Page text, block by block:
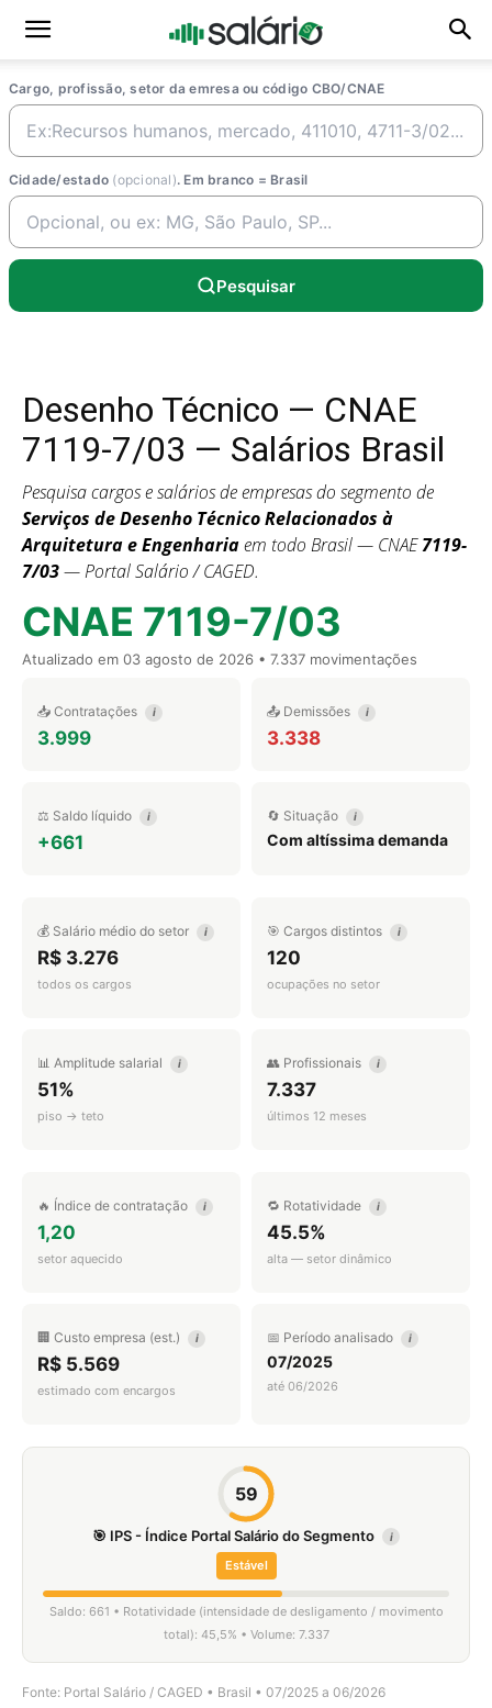
Cargo, profissão, setor da emresa ou código CBO/CNAE
Cidade/estado (opcional). Em branco = Brasil
Pesquisar
Desenho Técnico — CNAE
7119-7/03 — Salários Brasil
Pesquisa cargos e salários de empresas do segmento de
Serviços de Desenho Técnico Relacionados à
Arquitetura e Engenhariaem todo Brasil — CNAE7119-
7/03— Portal Salário / CAGED.
CNAE 7119-7/03
Atualizado em 03 agosto de 2026 • 7.337 movimentações
📥 Contratações i
3.999
📤 Demissões i
3.338
⚖️ Saldo líquido i
+661
🔄 Situação i
Com altíssima demanda
💰 Salário médio do setor i
R$ 3.276
todos os cargos
🎯 Cargos distintos i
120
ocupações no setor
📊 Amplitude salarial i
51%
piso → teto
👥 Profissionais i
7.337
últimos 12 meses
🔥 Índice de contratação i
1,20
setor aquecido
🔁 Rotatividade i
45.5%
alta — setor dinâmico
🏢 Custo empresa (est.) i
R$ 5.569
estimado com encargos
📅 Período analisado i
07/2025
até 06/2026
59
🎯 IPS - Índice Portal Salário do Segmento i
Estável
Saldo: 661 • Rotatividade (intensidade de desligamento / movimento
total): 45,5% • Volume: 7.337
Fonte: Portal Salário / CAGED • Brasil • 07/2025 a 06/2026